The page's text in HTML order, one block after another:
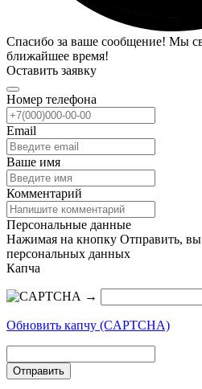
Спасибо за ваше сообщение! Мы
ближайшее время!
Оставить заявку
Номер телефона
Email
Ваше имя
Комментарий
Персональные данные
Нажимая на кнопку Отправить, вы
персональных данных
Капча
→
Обновить капчу (CAPTCHA)
Отправить